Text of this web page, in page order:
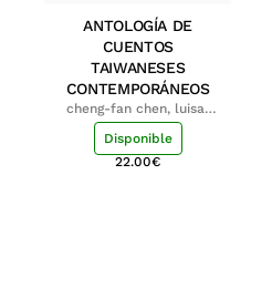
ANTOLOGÍA DE
CUENTOS
TAIWANESES
CONTEMPORÁNEOS
cheng-fan chen, luisa;
shu-ying chang, luisa
Disponible
22.00€